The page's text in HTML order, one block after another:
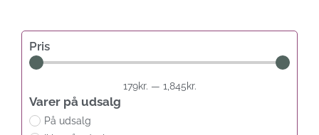
Pris
179kr. — 1,845kr.
Varer på udsalg
På udsalg